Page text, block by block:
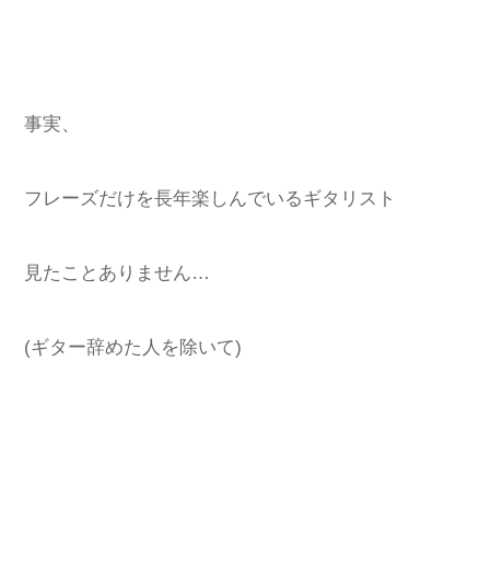
事実、
フレーズだけを長年楽しんでいるギタリスト
見たことありません…
(ギター辞めた人を除いて)